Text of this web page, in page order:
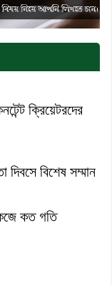
ক্রিয়েটরদের
বিশেষ সম্মান
কত গতি